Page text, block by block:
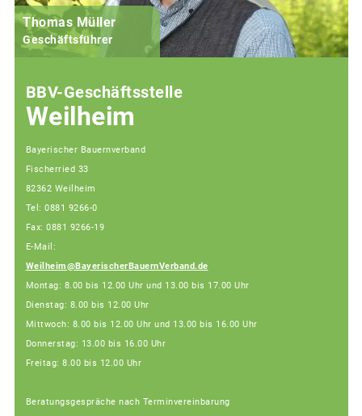
Thomas Müller
Geschäftsführer
BBV-Geschäftsstelle
Weilheim
Bayerischer Bauernverband
Fischerried 33
82362 Weilheim
Tel: 0881 9266-0
Fax: 0881 9266-19
E-Mail:
Weilheim@BayerischerBauernVerband.de
Montag: 8.00 bis 12.00 Uhr und 13.00 bis 17.00 Uhr
Dienstag: 8.00 bis 12.00 Uhr
Mittwoch: 8.00 bis 12.00 Uhr und 13.00 bis 16.00 Uhr
Donnerstag: 13.00 bis 16.00 Uhr
Freitag: 8.00 bis 12.00 Uhr
Beratungsgespräche nach Terminvereinbarung